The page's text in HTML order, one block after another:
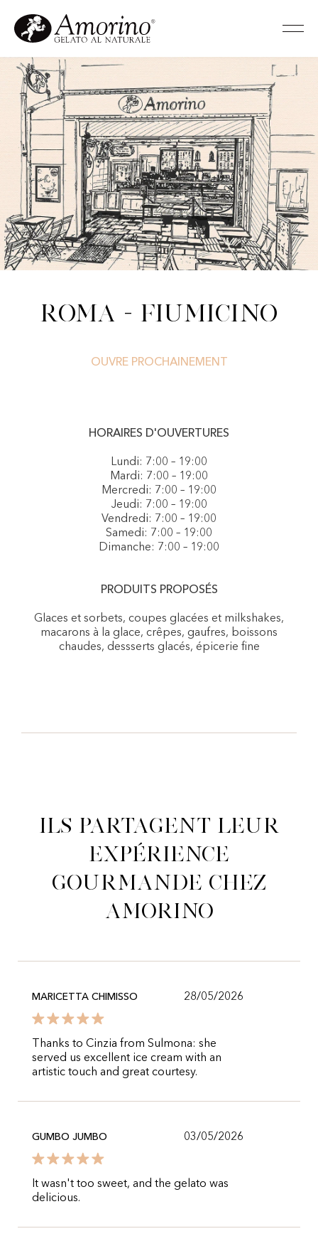
Roma - Fiumicino
OUVRE PROCHAINEMENT
HORAIRES D'OUVERTURES
Lundi: 7:00 – 19:00
Mardi: 7:00 – 19:00
Mercredi: 7:00 – 19:00
Jeudi: 7:00 – 19:00
Vendredi: 7:00 – 19:00
Samedi: 7:00 – 19:00
Dimanche: 7:00 – 19:00
PRODUITS PROPOSÉS
Glaces et sorbets, coupes glacées et milkshakes,
macarons à la glace, crêpes, gaufres, boissons
chaudes, dessserts glacés, épicerie fine
Ils partagent leur
expérience
gourmande chez
Amorino
MARICETTA CHIMISSO 28/05/2026
Thanks to Cinzia from Sulmona: she
served us excellent ice cream with an
artistic touch and great courtesy.
GUMBO JUMBO 03/05/2026
It wasn't too sweet, and the gelato was
delicious.